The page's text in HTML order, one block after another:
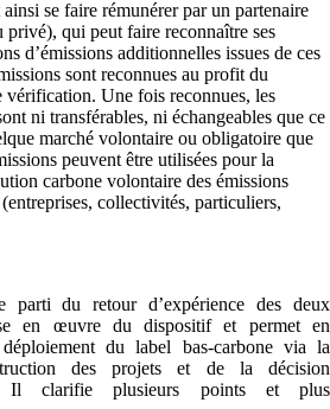
se faire rémunérer par un partenaire
qui peut faire reconnaître ses
d’émissions additionnelles issues de ces
sont reconnues au profit du
vérification. Une fois reconnues, les
ni transférables, ni échangeables que ce
marché volontaire ou obligatoire que
peuvent être utilisées pour la
carbone volontaire des émissions
collectivités, particuliers,
parti du retour d’expérience des deux
en œuvre du dispositif et permet en
du label bas-carbone via la
des projets et de la décision
Il clarifie plusieurs points et plus